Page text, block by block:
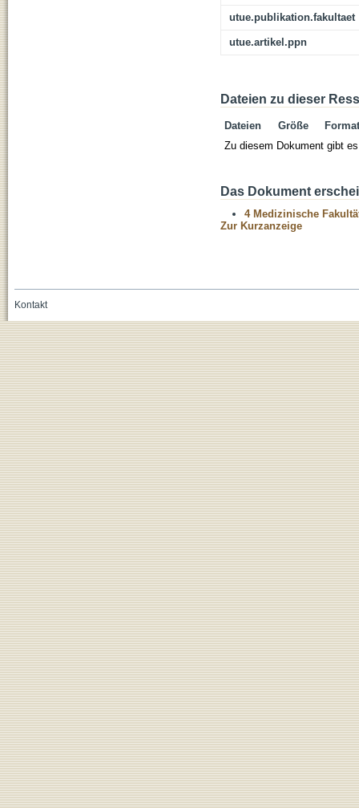
utue.publikation.fakultaet
utue.artikel.ppn
Dateien zu dieser
Dateien Größe
Format
Zu diesem Dokument gibt
Das Dokument
4 Medizinische
Zur Kurzanzeige
Kontakt